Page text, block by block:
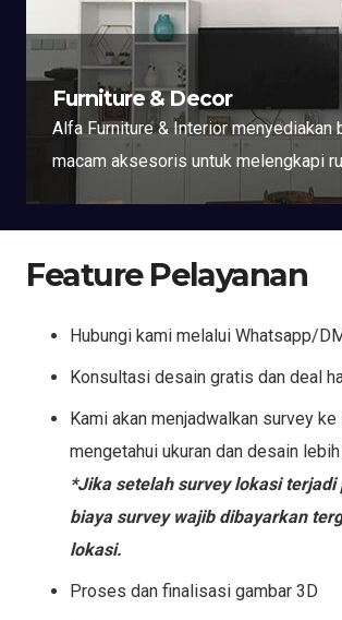
Furniture & Decor
Alfa Furniture & Interior menyediakan
macam aksesoris untuk melengkapi
Feature Pelayanan
Hubungi kami melalui Whatsapp/
Konsultasi desain gratis dan deal
Kami akan menjadwalkan survey
mengetahui ukuran dan desain
*Jika setelah survey lokasi terjadi
biaya survey wajib dibayarkan
lokasi.
Proses dan finalisasi gambar 3D